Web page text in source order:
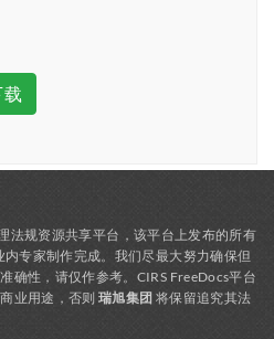
法规资源共享平台，该平台上发布的所有
内专家制作完成。我们尽最大努力确保但
确性，请仅作参考。CIRS FreeDocs平台
业用途，否则瑞旭集团 将保留追究其法